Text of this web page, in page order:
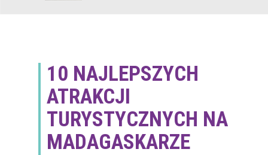
10 NAJLEPSZYCH
ATRAKCJI
TURYSTYCZNYCH NA
MADAGASKARZE